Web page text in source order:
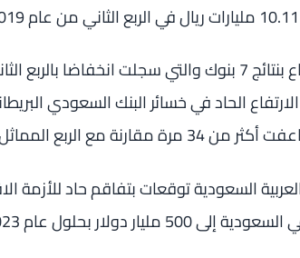
الحاد في خسائر البنك السعودي
السعودية توقعات بتفاقم حاد للأزمة
مليار دولار بحلول عام 2023.